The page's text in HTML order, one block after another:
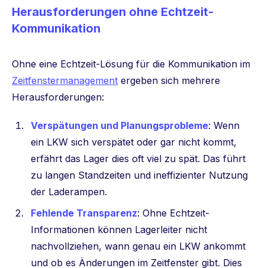
Herausforderungen ohne Echtzeit-
Kommunikation
Ohne eine Echtzeit-Lösung für die Kommunikation im
Zeitfenstermanagement ergeben sich mehrere
Herausforderungen:
Verspätungen und Planungsprobleme: Wenn
ein LKW sich verspätet oder gar nicht kommt,
erfährt das Lager dies oft viel zu spät. Das führt
zu langen Standzeiten und ineffizienter Nutzung
der Laderampen.
Fehlende Transparenz: Ohne Echtzeit-
Informationen können Lagerleiter nicht
nachvollziehen, wann genau ein LKW ankommt
und ob es Änderungen im Zeitfenster gibt. Dies